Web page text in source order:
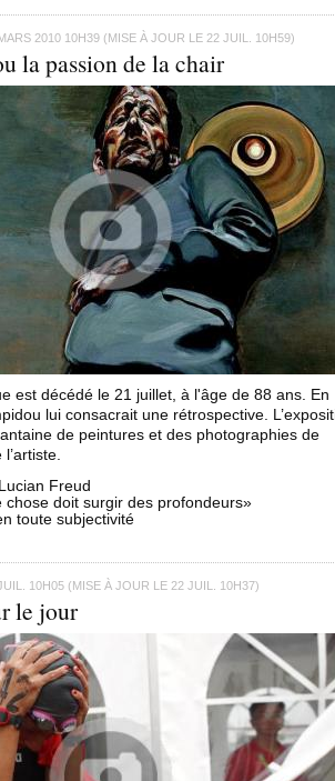
2010 10H39 (MISE À JOUR LE 22 JUIL. 10H59)
la passion de la chair
est décédé le 21 juillet, à l'âge de 88 ans. En
lui consacrait une rétrospective.
de peintures et des photographies de
l’artiste.
Freud
chose doit surgir des profondeurs»
toute subjectivité
10H05 (MISE À JOUR LE 22 JUIL. 10H37)
le jour